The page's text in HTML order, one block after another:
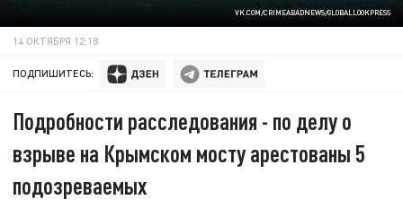
VK.COM/CRIMEABADNEWS/GLOBALLOOKPRESS
14 ОКТЯБРЯ 12:18
ПОДПИШИТЕСЬ:
Подробности расследования - по делу о
взрыве на Крымском мосту арестованы 5
подозреваемых